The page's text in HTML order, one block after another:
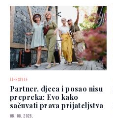
LIFESTYLE
Partner, djeca i posao nisu
prepreka: Evo kako
sačuvati prava prijateljstva
06. 08. 2026.